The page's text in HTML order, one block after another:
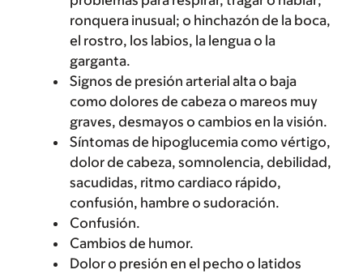
ronquera inusual; o hinchazón de la boca,
el rostro, los labios, la lengua o la
garganta.
Signos de presión arterial alta o baja
como dolores de cabeza o mareos muy
graves, desmayos o cambios en la visión.
Síntomas de hipoglucemia como vértigo,
dolor de cabeza, somnolencia, debilidad,
sacudidas, ritmo cardiaco rápido,
confusión, hambre o sudoración.
Confusión.
Cambios de humor.
Dolor o presión en el pecho o latidos